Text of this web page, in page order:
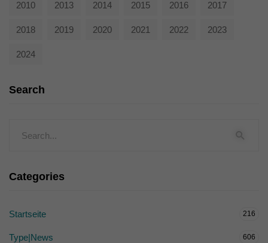
2010 2013 2014 2015 2016 2017
2018 2019 2020 2021 2022 2023
2024
Search
Categories
Startseite 216
Type|News 606